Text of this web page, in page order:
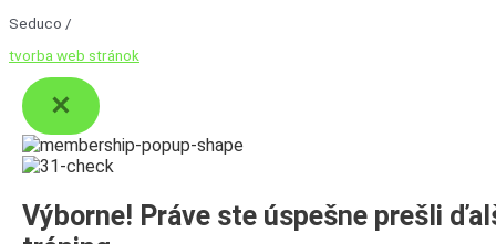
Seduco /
tvorba web stránok
Výborne! Práve ste úspešne prešli